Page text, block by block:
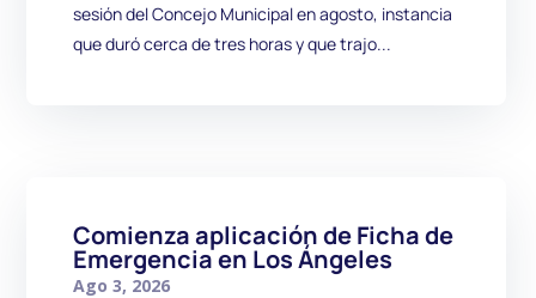
sesión del Concejo Municipal en agosto, instancia
que duró cerca de tres horas y que trajo...
Comienza aplicación de Ficha de
Emergencia en Los Ángeles
Ago 3, 2026